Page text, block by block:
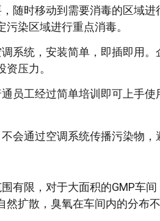
，随时移动到需要消毒的区域
染区域进行重点消毒。
调系统，安装简单，即插即用
压力。
通员工经过简单培训即可上手
会通过空调系统传播污染物，
围有限，对于大面积的GMP车
扩散，臭氧在车间内的分布